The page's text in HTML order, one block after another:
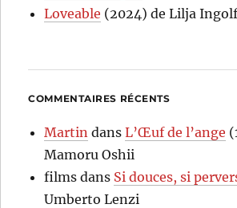
Loveable (2024) de Lilja
COMMENTAIRES RÉCENTS
Martin dansL’Œuf de l’ange
Mamoru Oshii
films dans Si douces, si
Umberto Lenzi